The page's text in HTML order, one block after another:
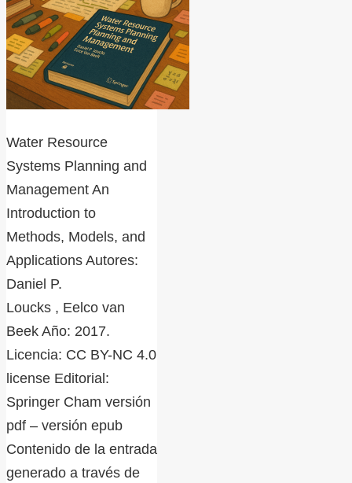
Water Resource
Systems Planning and
Management An
Introduction to
Methods, Models, and
Applications Autores:
Daniel P.
Loucks , Eelco van
Beek Año: 2017.
Licencia: CC BY-NC 4.0
license Editorial:
Springer Cham versión
pdf – versión epub
Contenido de la entrada
generado a través de